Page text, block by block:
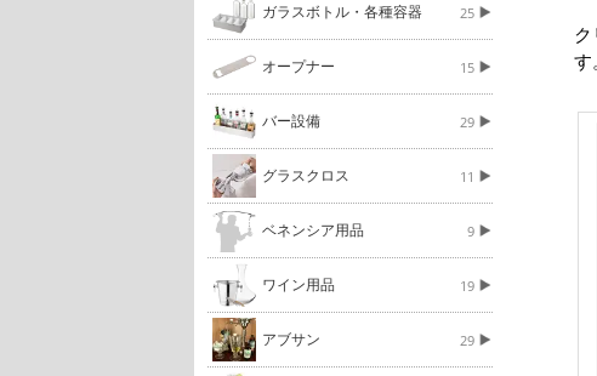
ガラスボトル・各種容器 25
オープナー 15
バー設備 29
グラスクロス 11
ベネンシア用品 9
ワイン用品 19
アブサン 29
す。